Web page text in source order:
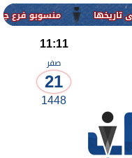
منسوبو فرع جامعة
11:11
صفر
21
1448